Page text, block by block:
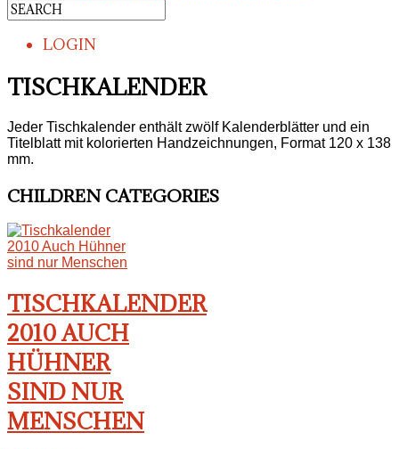
LOGIN
TISCHKALENDER
Jeder Tischkalender enthält zwölf Kalenderblätter und ein
Titelblatt mit kolorierten Handzeichnungen, Format 120 x 138
mm.
CHILDREN CATEGORIES
TISCHKALENDER
2010 AUCH
HÜHNER
SIND NUR
MENSCHEN